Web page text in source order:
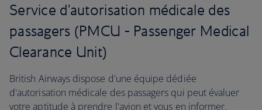
Service d'autorisation médicale des
passagers (PMCU - Passenger Medical
Clearance Unit)
British Airways dispose d'une équipe dédiée
d'autorisation médicale des passagers qui peut évaluer
votre aptitude à prendre l'avion et vous en informer.